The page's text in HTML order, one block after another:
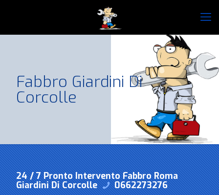
Fabbro Giardini Di
Corcolle
24 / 7 Pronto Intervento Fabbro Roma
Giardini Di Corcolle 0662273276